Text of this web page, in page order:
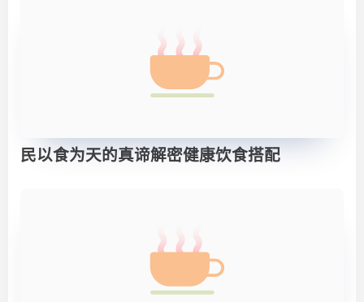
民以食为天的真谛解密健康饮食搭配